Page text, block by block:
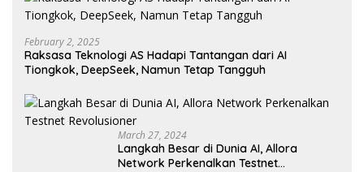
February 2, 2025
Raksasa Teknologi AS Hadapi Tantangan dari AI
Tiongkok, DeepSeek, Namun Tetap Tangguh
March 27, 2024
Langkah Besar di Dunia AI, Allora
Network Perkenalkan Testnet